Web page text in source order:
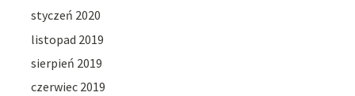
styczeń 2020
listopad 2019
sierpień 2019
czerwiec 2019